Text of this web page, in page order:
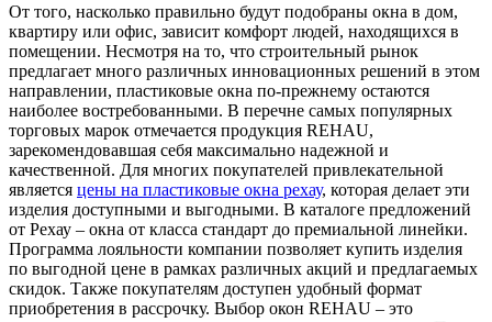
От того, насколько правильно будут подобраны окна в дом,
квартиру или офис, зависит комфорт людей, находящихся в
помещении. Несмотря на то, что строительный рынок
предлагает много различных инновационных решений в этом
направлении, пластиковые окна по-прежнему остаются
наиболее востребованными. В перечне самых популярных
торговых марок отмечается продукция REHAU,
зарекомендовавшая себя максимально надежной и
качественной. Для многих покупателей привлекательной
является цены на пластиковые окна рехау, которая делает эти
изделия доступными и выгодными. В каталоге предложений
от Рехау – окна от класса стандарт до премиальной линейки.
Программа лояльности компании позволяет купить изделия
по выгодной цене в рамках различных акций и предлагаемых
скидок. Также покупателям доступен удобный формат
приобретения в рассрочку. Выбор окон REHAU – это